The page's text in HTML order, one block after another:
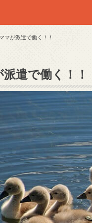
マが派遣で働く！！
遣で働く！！